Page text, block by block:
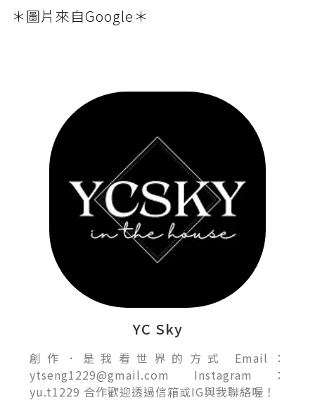
＊圖片來自Google＊
YC Sky
創作．是我看世界的方式 Email：
ytseng1229@gmail.com Instagram：
yu.t1229 合作歡迎透過信箱或IG與我聯絡喔！